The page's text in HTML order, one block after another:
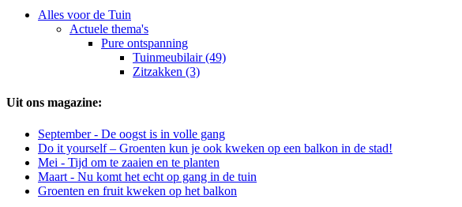
Alles voor de Tuin
Actuele thema's
Pure ontspanning
Tuinmeubilair (49)
Zitzakken (3)
Uit ons magazine:
September - De oogst is in volle gang
Do it yourself – Groenten kun je ook kweken op een balkon in de stad!
Mei - Tijd om te zaaien en te planten
Maart - Nu komt het echt op gang in de tuin
Groenten en fruit kweken op het balkon